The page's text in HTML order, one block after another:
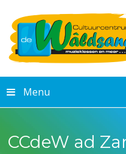
Menu
CCdeW ad